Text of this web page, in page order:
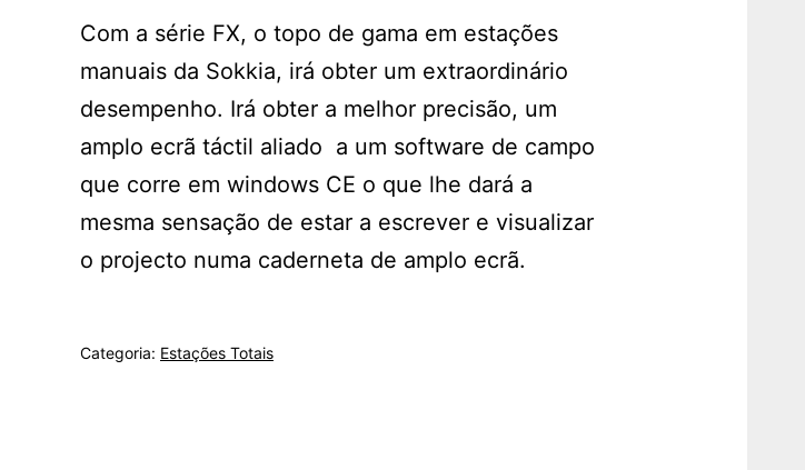
Com a série FX, o topo de gama em estações
manuais da Sokkia, irá obter um extraordinário
desempenho. Irá obter a melhor precisão, um
amplo ecrã táctil aliado a um software de campo
que corre em windows CE o que lhe dará a
mesma sensação de estar a escrever e visualizar
o projecto numa caderneta de amplo ecrã.
Categoria: Estações Totais